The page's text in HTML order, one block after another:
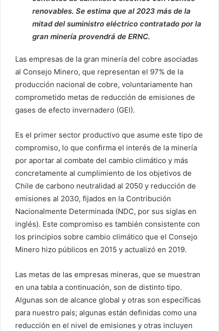
renovables. Se estima que al 2023 más de la
mitad del suministro eléctrico contratado por la
gran minería provendrá de ERNC.
Las empresas de la gran minería del cobre asociadas
al Consejo Minero, que representan el 97% de la
producción nacional de cobre, voluntariamente han
comprometido metas de reducción de emisiones de
gases de efecto invernadero (GEI).
Es el primer sector productivo que asume este tipo de
compromiso, lo que confirma el interés de la minería
por aportar al combate del cambio climático y más
concretamente al cumplimiento de los objetivos de
Chile de carbono neutralidad al 2050 y reducción de
emisiones al 2030, fijados en la Contribución
Nacionalmente Determinada (NDC, por sus siglas en
inglés). Este compromiso es también consistente con
los principios sobre cambio climático que el Consejo
Minero hizo públicos en 2015 y actualizó en 2019.
Las metas de las empresas mineras, que se muestran
en una tabla a continuación, son de distinto tipo.
Algunas son de alcance global y otras son específicas
para nuestro país; algunas están definidas como una
reducción en el nivel de emisiones y otras incluyen